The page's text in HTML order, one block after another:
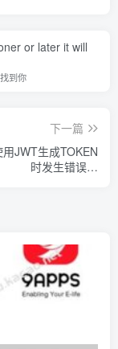
or later it will
到你
下一篇
JWT生成TOKEN
时发生错误 --